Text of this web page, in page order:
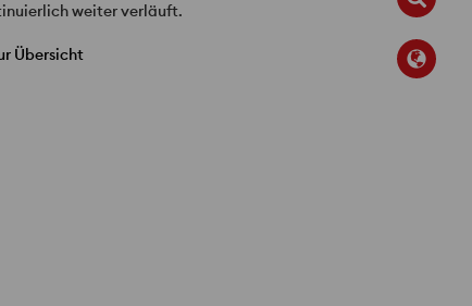
weiter verläuft.
Übersicht